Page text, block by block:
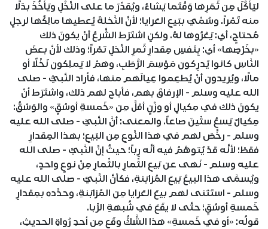
ليَأكُلَ مِن ثَمَرِها وَقْتَما يَشاءُ، ويُقدِّرَ ما على النَّخْلِ ويَأخُذَ بدَلًا
منه تَمْراً. وسُمِّيَ ببَيعِ العَرايا؛ لأنَّ النَّخلةَ يُعطيها مالِكُها لرجلٍ
مُحتاجٍ، أي: يَعْرُوها لهُ. ولكنِ اشتَرَط الشَّرعُ أنْ يكونَ ذلك
«بخَرْصِها» أي: بِنَفسِ مِقدارِ ثَمرِ النَّخلِ تمْراً؛ وذلك لأنَّ بعضَ
النَّاسِ كانوا يُدرِكون مَوْسِمَ الرُّطَبِ، وهمْ لا يَملِكون نَخْلًا أو
مالًا، ويُريدون أنْ يُطعِموا عِيالَهم منها، فأراد النَّبيُّ - صلى
الله عليه وسلم - الإرفاقَ بهم، فأباح لهم ذلك، واشتَرَط أنْ
يكونَ ذلك في مِكيالٍ أو وزْنٍ أقلَّ مِن «خَمسةِ أوسُقٍ» والوَسْقُ:
مِكيالٌ يَسعُ ستِّينَ صاعاً. والمعنى: أنَّ النَّبيَّ - صلى الله عليه
وسلم - رخَّصَ لهم في هذا النَّوعِ مِن البَيعِ؛ بهذا المِقدارِ
فقطْ؛ لأنَّه قدْ يُتوهَّمُ فيه أنَّه رِباً؛ حيثُ إنَّ النَّبيَّ - صلى الله
عليه وسلم - نَهى عن بَيعِ الثِّمارِ بالثِّمارِ مِنْ نوعٍ واحدٍ،
ويُسمَّى هذا البيعُ بَيعَ المُزابَنةِ، فكأنَّ النَّبيَّ - صلى الله عليه
وسلم - استَثنى لهم بيعَ العَرايا مِن المُزابَنةِ، وحدَّده بمِقدارِ
خَمسةِ أوسُقٍ؛ حتَّى لا يقَعَ في شُبهةِ الرِّبا.
قولُه: «أو في خَمسةِ» هذا الشَّكُّ وقَع مِن أحدِ رُواةِ الحديثِ،